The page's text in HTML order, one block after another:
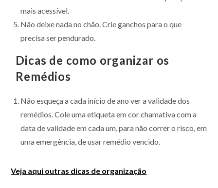
mais acessível.
Não deixe nada no chão. Crie ganchos para o que
precisa ser pendurado.
Dicas de como organizar os
Remédios
Não esqueça a cada início de ano ver a validade dos
remédios. Cole uma etiqueta em cor chamativa com a
data de validade em cada um, para não correr o risco, em
uma emergência, de usar remédio vencido.
Veja aqui outras dicas de organização